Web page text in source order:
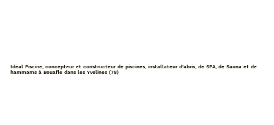
Idéal Piscine, concepteur et constructeur de piscines, installateur d'abris, de SPA, de Sauna et de
hammams à Bouafle dans les Yvelines (78)